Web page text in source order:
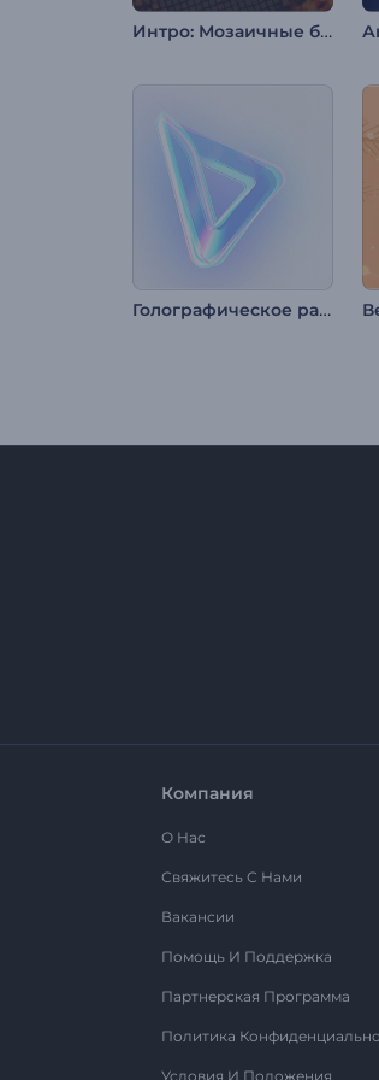
Интро: Мозаичные блоки
Голографическое раскрытие логотипа
Компания
О Нас
Свяжитесь С Нами
Вакансии
Помощь И Поддержка
Партнерская Программа
Политика
Условия И Положения